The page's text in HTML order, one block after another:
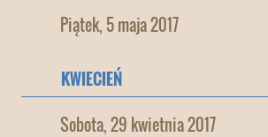
Piątek, 5 maja 2017
KWIECIEŃ
Sobota, 29 kwietnia 2017